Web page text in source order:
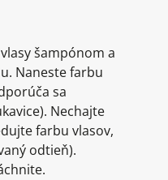
šampónom a
Naneste farbu
sa
Nechajte
farbu vlasov,
odtieň).